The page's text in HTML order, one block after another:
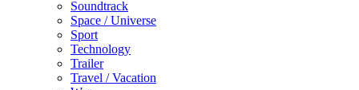
Soundtrack
Space / Universe
Sport
Technology
Trailer
Travel / Vacation